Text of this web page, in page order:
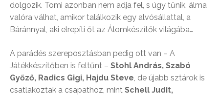
dolgozik. Tomi azonban nem adja fel, s úgy tűnik, álma
valóra válhat, amikor találkozik egy alvósállattal, a
Báránnyal, aki elrepíti őt az Álomkészítők világába…
A parádés szereposztásban pedig ott van – A
Játékkészítőben is feltűnt – Stohl András, Szabó
Győző, Radics Gigi, Hajdu Steve, de újabb sztárok is
csatlakoztak a csapathoz, mint Schell Judit,